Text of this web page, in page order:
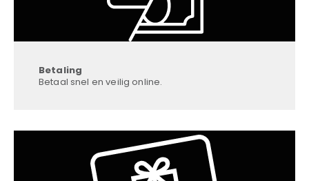
Betaling
Betaal snel en veilig online.